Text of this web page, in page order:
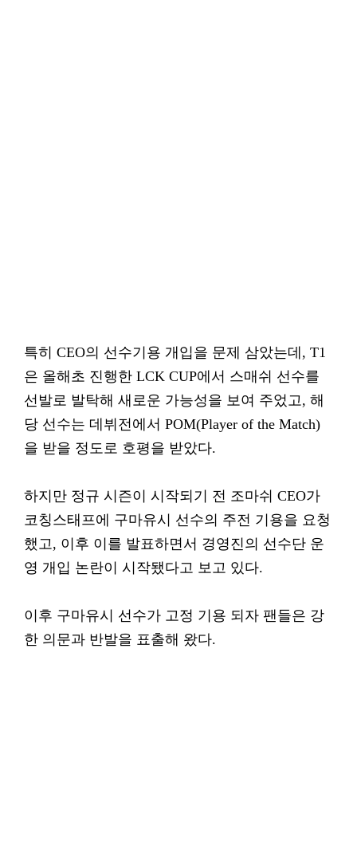
특히 CEO의 선수기용 개입을 문제 삼았는데, T1
은 올해초 진행한 LCK CUP에서 스매쉬 선수를
선발로 발탁해 새로운 가능성을 보여 주었고, 해
당 선수는 데뷔전에서 POM(Player of the Match)
을 받을 정도로 호평을 받았다.
하지만 정규 시즌이 시작되기 전 조마쉬 CEO가
코칭스태프에 구마유시 선수의 주전 기용을 요청
했고, 이후 이를 발표하면서 경영진의 선수단 운
영 개입 논란이 시작됐다고 보고 있다.
이후 구마유시 선수가 고정 기용 되자 팬들은 강
한 의문과 반발을 표출해 왔다.